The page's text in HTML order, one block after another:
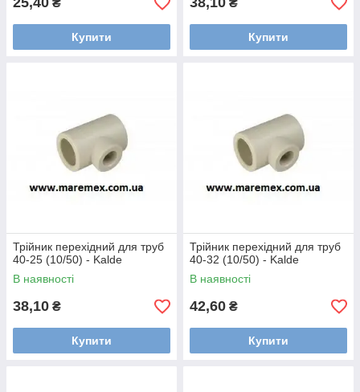
₴
Купити
₴
Купити
Трійник перехідний для труб
40-25 (10/50) - Kalde
В наявності
38,10 ₴
Купити
Трійник перехідний для труб
40-32 (10/50) - Kalde
В наявності
42,60 ₴
Купити